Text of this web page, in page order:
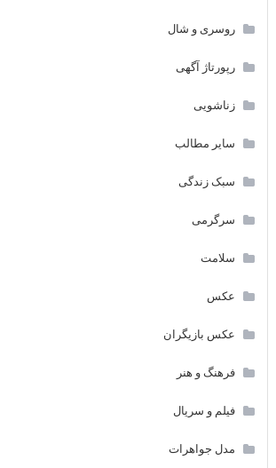
روسری و شال
رپورتاژ آگهی
زناشویی
سایر مطالب
سبک زندگی
سرگرمی
سلامت
عکس
عکس بازیگران
فرهنگ و هنر
فیلم و سریال
مدل جواهرات